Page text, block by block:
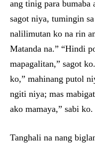
ang tinig para bumaba
sagot niya, tumingin
nalilimutan ko na rin
Matanda na.” “Hindi
mapagalitan,” sagot
ko,” mahinang putol
ngiti niya; mas
ako mamaya,” sabi
Tanghali na nang